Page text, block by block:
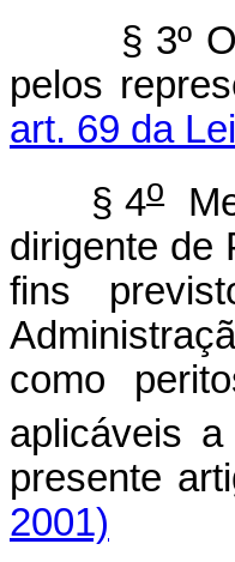
§ 3º O
pelos
art. 69 da
§ 4o
dirigente de
fins
como
aplicáveis
presente
2001)